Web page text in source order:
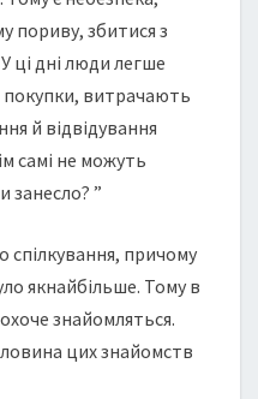
пориву, збитися з
ці дні люди легше
покупки, витрачають
й відвідування
самі не можуть
занесло? ”
спілкування, причому
якнайбільше. Тому в
знайомляться.
цих знайомств